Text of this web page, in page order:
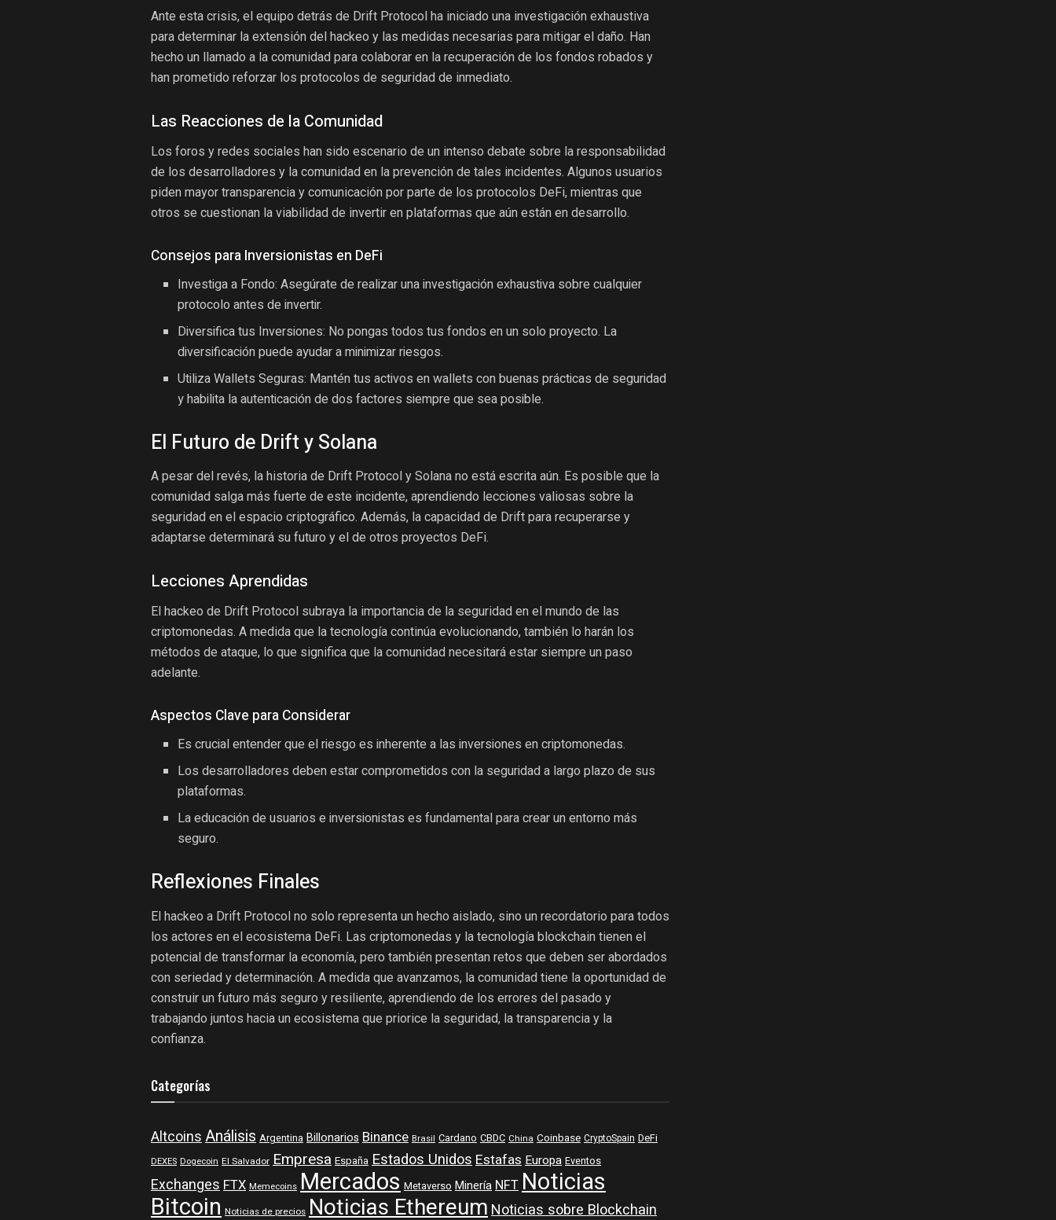
Ante esta crisis, el equipo detrás de Drift Protocol ha iniciado una investigación exhaustiva
para determinar la extensión del hackeo y las medidas necesarias para mitigar el daño. Han
hecho un llamado a la comunidad para colaborar en la recuperación de los fondos robados y
han prometido reforzar los protocolos de seguridad de inmediato.
Las Reacciones de la Comunidad
Los foros y redes sociales han sido escenario de un intenso debate sobre la responsabilidad
de los desarrolladores y la comunidad en la prevención de tales incidentes. Algunos usuarios
piden mayor transparencia y comunicación por parte de los protocolos DeFi, mientras que
otros se cuestionan la viabilidad de invertir en plataformas que aún están en desarrollo.
Consejos para Inversionistas en DeFi
Investiga a Fondo: Asegúrate de realizar una investigación exhaustiva sobre cualquier
protocolo antes de invertir.
Diversifica tus Inversiones: No pongas todos tus fondos en un solo proyecto. La
diversificación puede ayudar a minimizar riesgos.
Utiliza Wallets Seguras: Mantén tus activos en wallets con buenas prácticas de seguridad
y habilita la autenticación de dos factores siempre que sea posible.
El Futuro de Drift y Solana
A pesar del revés, la historia de Drift Protocol y Solana no está escrita aún. Es posible que la
comunidad salga más fuerte de este incidente, aprendiendo lecciones valiosas sobre la
seguridad en el espacio criptográfico. Además, la capacidad de Drift para recuperarse y
adaptarse determinará su futuro y el de otros proyectos DeFi.
Lecciones Aprendidas
El hackeo de Drift Protocol subraya la importancia de la seguridad en el mundo de las
criptomonedas. A medida que la tecnología continúa evolucionando, también lo harán los
métodos de ataque, lo que significa que la comunidad necesitará estar siempre un paso
adelante.
Aspectos Clave para Considerar
Es crucial entender que el riesgo es inherente a las inversiones en criptomonedas.
Los desarrolladores deben estar comprometidos con la seguridad a largo plazo de sus
plataformas.
La educación de usuarios e inversionistas es fundamental para crear un entorno más
seguro.
Reflexiones Finales
El hackeo a Drift Protocol no solo representa un hecho aislado, sino un recordatorio para todos
los actores en el ecosistema DeFi. Las criptomonedas y la tecnología blockchain tienen el
potencial de transformar la economía, pero también presentan retos que deben ser abordados
con seriedad y determinación. A medida que avanzamos, la comunidad tiene la oportunidad de
construir un futuro más seguro y resiliente, aprendiendo de los errores del pasado y
trabajando juntos hacia un ecosistema que priorice la seguridad, la transparencia y la
confianza.
Categorías
Altcoins Análisis Argentina Billonarios Binance Brasil Cardano CBDC China Coinbase CryptoSpain DeFi
DEXES Dogecoin El Salvador Empresa España Estados Unidos Estafas Europa Eventos
Exchanges FTX Memecoins Mercados Metaverso Minería NFTNoticias
Bitcoin Noticias de precios Noticias EthereumNoticias sobre Blockchain